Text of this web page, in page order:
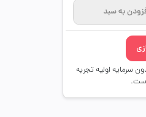
به سبد
سرمایه اولیه تجربه